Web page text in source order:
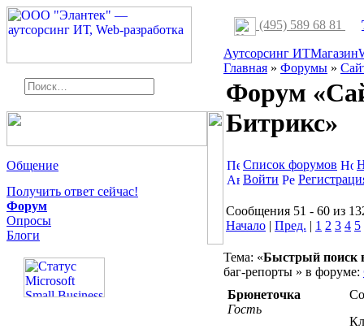
Общение
Получить ответ сейчас!
Форум
Опросы
Блоги
(495) 589 68 81
Аутсорсинг ИТМагазин
Главная » Форумы »
Форум
Битрикс»
Список форумов
Войти
Сообщения 51 - 60 из
Начало | Пред. | 1 2 3 4 5
Тема: «Быстрый поиск
баг-репорты » в форуме:
Брюнеточка
Гость